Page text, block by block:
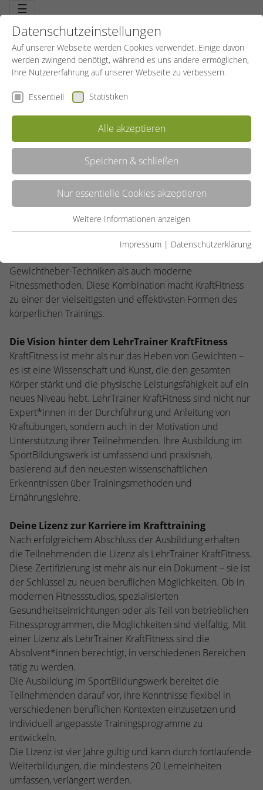
☰
DER LEHRTRAINER KRAFTFITNESS – VON DER
BEGEISTERUNG ZUR PROFESSION
SportBildungswerk Allgemein
Die Entstehungsgeschichte
Krafttraining hat eine lange Tradition, die bis zu den
antiken olympischen Spielen zurückreicht. Schon damals
bewunderten die Menschen die Stärke und Ausdauer der
Athleten. Im Laufe der Jahre hat sich das Krafttraining
Gewichtheber-Techniken als auch moderne
Fitnessmethoden. Diese Kombination macht KraftFitness
zu einer der vielseitigsten und effektivsten Formen des
körperlichen Trainings.
Die Vision hinter dem LehrTrainer KraftFitness
KraftFitness ist mehr als nur das Heben von Gewichten –
es ist eine Wissenschaft und Kunst, die den gesamten
Körper stärkt und die physische Leistungsfähigkeit auf ein
neues Niveau hebt. LehrTrainer KraftFitness sind nicht nur
Expert*innen in der Durchführung und Anleitung von
Kraftübungen, sondern auch in der Motivation und
Unterstützung ihrer Teilnehmenden. Ihre Ausbildung im
SportBildungswerk ist umfassend und praxisnah,
basierend auf den neuesten wissenschaftlichen
Erkenntnissen über Trainingsmethoden und
Ernährungslehre.
Deine Lizenz zur Karriere im Krafttraining
Nach erfolgreichem Abschluss der Ausbildung erhalten
die Teilnehmenden die Lizenz als LehrTrainer KraftFitness.
Diese Zertifizierung ist mehr als nur ein Dokument – sie ist
der Schlüssel zu neuen beruflichen Möglichkeiten. Ob in
modernen Fitnessstudios, spezialisierten
Gesundheitseinrichtungen oder als Teil von betrieblichen
Fitnessprogrammen, die Möglichkeiten sind vielfältig. Mit
einer Lizenz als LehrTrainer KraftFitness sind die
Absolvent*innen berechtigt, in verschiedenen Bereichen
tätig zu werden.
Die Ausbildung im SportBildungswerk bereitet die
Teilnehmenden darauf vor, ihre Kenntnisse flexibel in
verschiedenen beruflichen Kontexten einzusetzen und
individuell angepasste Trainingsprogramme zu
entwickeln.
Die Lizenz ist vier Jahre gültig und kann durch fortlaufende
Weiterbildungen, die mindestens 20 Lerneinheiten
umfassen, verlängert werden.
Datenschutzeinstellungen
Auf unserer Webseite werden Cookies verwendet. Einige davon
werden zwingend benötigt, während es uns andere ermöglichen,
Ihre Nutzererfahrung auf unserer Webseite zu verbessern.
Essentiell Statistiken
Alle akzeptieren
Speichern & schließen
Nur essentielle Cookies akzeptieren
Essentielle Cookies werden für grundlegende Funktionen der
Webseite einwandfrei funktioniert.
Name cookie_optin
Anbieter TYPO3
Laufzeit 1 Jahr
Zweck
Enthält die gewählten Cookie-
Einstellungen.
Name SBW_user
Anbieter TYPO3
Laufzeit Sitzungsende
Zweck
eines Benutzer-Logins die Session-ID. So
kann der eingeloggte Benutzer
wiedererkannt werden und es wird ihm
Zugang zu geschützten Bereichen gewährt.
Cookie-Informationen anzeigen
Statistiken
Diese Gruppe beinhaltet alle Skripte für analytisches Tracking
und zugehörige Cookies. Es hilft uns die Nutzererfahrung der
Website zu verbessern.
Name _ga
Anbieter Google Analytics
Laufzeit 2 Jahre
Zweck
Dieses Cookie wird von Google Analytics
installiert. Das Cookie wird verwendet, um
Besucher-, Sitzungs- und Kampagnendaten
Website zu verfolgen. Die Cookies
speichern Informationen anonym und
weisen eine randoly generierte Nummer
zu, um eindeutige Besucher zu
identifizieren.
Name _gid
Anbieter Google Analytics
Laufzeit
Zweck
Dieses Cookie wird von Google Analytics
installiert. Das Cookie wird verwendet, um
Informationen darüber zu speichern, wie
Besucher eine Website nutzen, und hilft
darüber, wie es der Website geht. Die
erhobenen Daten umfassen die Anzahl der
Besucher, die Quelle, aus der sie
Cookie-Informationen anzeigen
Weitere Informationen anzeigen
Impressum | Datenschutzerklärung